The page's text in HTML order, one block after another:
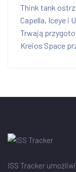
Think tank
Capella, Iceye i
Trwają
Kreios Space
ISS Tracker